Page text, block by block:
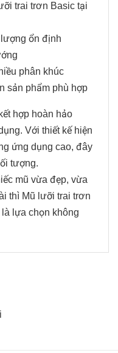
trai trơn Basic tại
ổn định
phân khúc
sản phẩm phù hợp
hợp hoàn hảo
Với thiết kế hiện
ứng dụng cao, đây
tượng.
mũ vừa đẹp, vừa
thì Mũ lưỡi trai trơn
lựa chọn không